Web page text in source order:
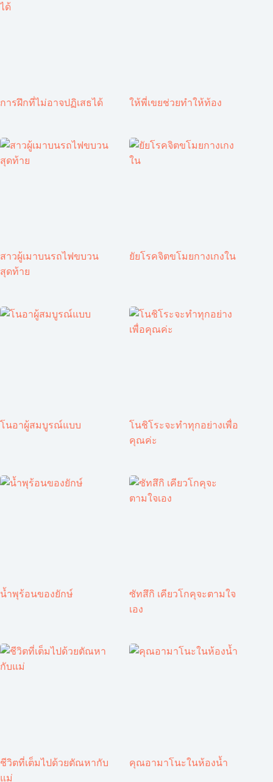
การฝึกที่ไม่อาจปฏิเสธได้ ให้พี่เขยช่วยทำให้ท้อง
สาวผู้เมาบนรถไฟขบวน
สุดท้าย
ยัยโรคจิตขโมยกางเกงใน
โนอาผู้สมบูรณ์แบบ
โนชิโระจะทำทุกอย่างเพื่อ
คุณค่ะ
น้ำพุร้อนของยักษ์
ซัทสึกิ เคียวโกคุจะตามใจ
เอง
ชีวิตที่เต็มไปด้วยตัณหากับ
แม่
คุณอามาโนะในห้องน้ำ